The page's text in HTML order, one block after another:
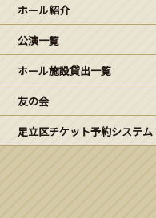
こどもみーてぃんぐ
Gがくえん
ブランドからのお知らせ
ホール紹介
公演一覧
ホール施設貸出一覧
友の会
足立区チケット予約システム